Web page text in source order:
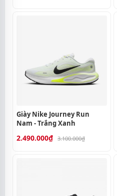
Giày Nike Journey Run
Nam - Trắng Xanh
2.490.000₫ 3.100.000₫